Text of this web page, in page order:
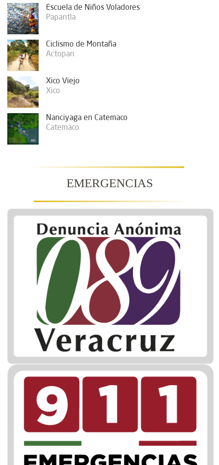
Escuela de Niños Voladores
Papantla
Ciclismo de Montaña
Actopan
Xico Viejo
Xico
Nanciyaga en Catemaco
Catemaco
EMERGENCIAS